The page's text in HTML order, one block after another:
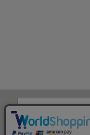
生地・